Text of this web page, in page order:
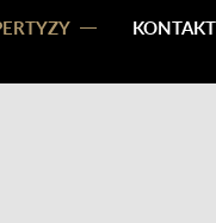
KONTAKT